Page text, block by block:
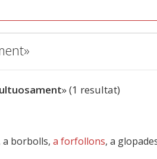
» (1 resultat)
borbolls, a forfollons, a